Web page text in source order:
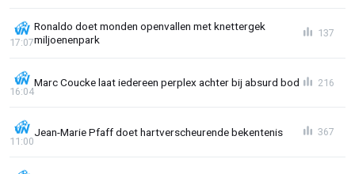
Ronaldo doet monden openvallen met knettergek
miljoenenpark
17:07
137
Marc Coucke laat iedereen perplex achter bij absurd bod
16:04
216
Jean-Marie Pfaff doet hartverscheurende bekentenis
11:00
367